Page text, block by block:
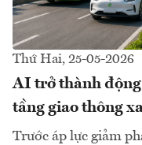
Thứ Hai, 25-05-2026
AI trở thành động
tầng giao thông
Trước áp lực giảm